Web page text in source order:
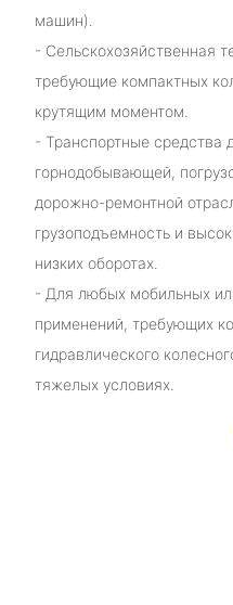
машин).
- Сельскохозяйственная
требующие компактных
крутящим моментом.
- Транспортные средства
горнодобывающей,
дорожно-ремонтной
грузоподъемность и
низких оборотах.
- Для любых мобильных
применений, требующих
гидравлического
тяжелых условиях.